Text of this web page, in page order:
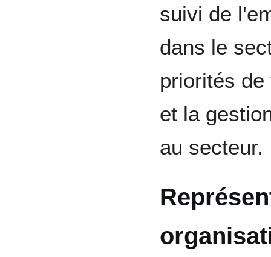
suivi de
dans le
priorités de
et la
au secteur.